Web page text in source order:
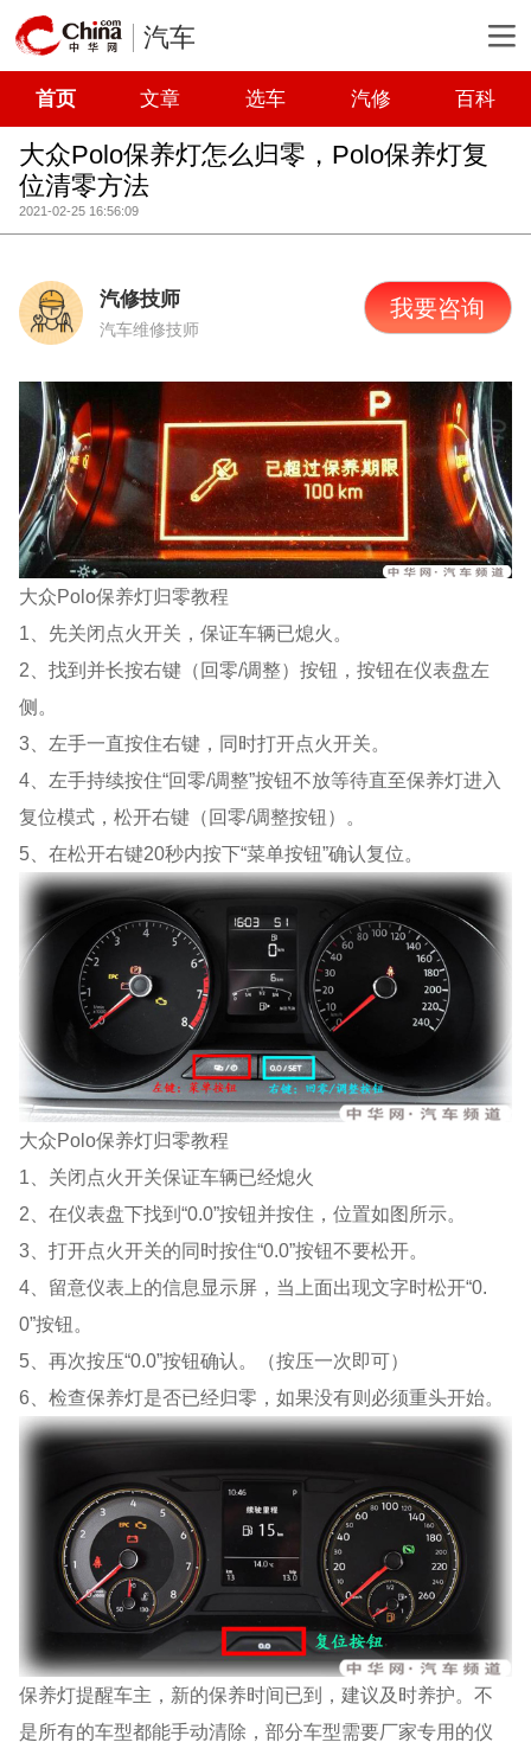
汽车
首页 文章 选车 汽修 百科
大众Polo保养灯怎么归零，Polo保养灯复
位清零方法
2021-02-25 16:56:09
汽修技师
汽车维修技师
我要咨询
大众Polo保养灯归零教程
1、先关闭点火开关，保证车辆已熄火。
2、找到并长按右键（回零/调整）按钮，按钮在仪表盘左
侧。
3、左手一直按住右键，同时打开点火开关。
4、左手持续按住“回零/调整”按钮不放等待直至保养灯进入
复位模式，松开右键（回零/调整按钮）。
5、在松开右键20秒内按下“菜单按钮”确认复位。
大众Polo保养灯归零教程
1、关闭点火开关保证车辆已经熄火
2、在仪表盘下找到“0.0”按钮并按住，位置如图所示。
3、打开点火开关的同时按住“0.0”按钮不要松开。
4、留意仪表上的信息显示屏，当上面出现文字时松开“0.
0”按钮。
5、再次按压“0.0”按钮确认。（按压一次即可）
6、检查保养灯是否已经归零，如果没有则必须重头开始。
保养灯提醒车主，新的保养时间已到，建议及时养护。不
是所有的车型都能手动清除，部分车型需要厂家专用的仪